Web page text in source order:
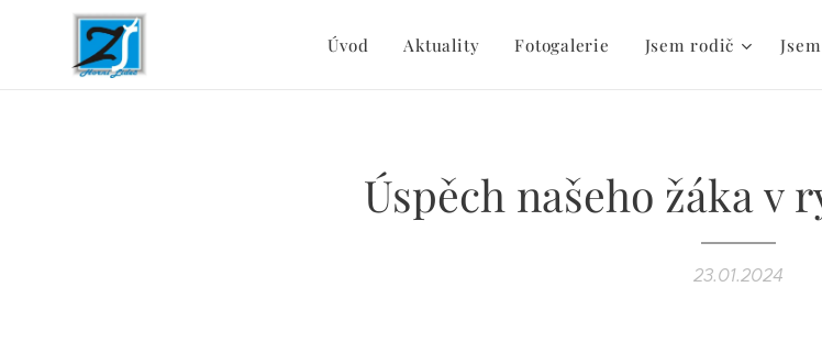
Úvod Aktuality Fotogalerie Jsem rodič
Úspěch našeho žáka v
23.01.2024